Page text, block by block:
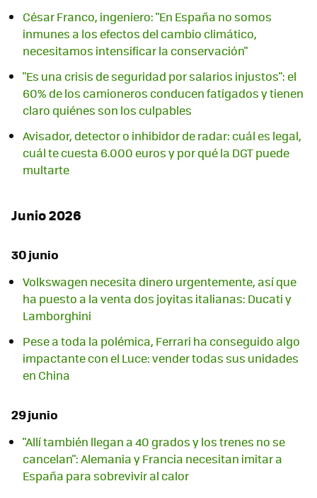
César Franco, ingeniero: "En España no somos
inmunes a los efectos del cambio climático,
necesitamos intensificar la conservación"
"Es una crisis de seguridad por salarios injustos": el
60% de los camioneros conducen fatigados y tienen
claro quiénes son los culpables
Avisador, detector o inhibidor de radar: cuál es legal,
cuál te cuesta 6.000 euros y por qué la DGT puede
multarte
Junio 2026
30 junio
Volkswagen necesita dinero urgentemente, así que
ha puesto a la venta dos joyitas italianas: Ducati y
Lamborghini
Pese a toda la polémica, Ferrari ha conseguido algo
impactante con el Luce: vender todas sus unidades
en China
29 junio
"Allí también llegan a 40 grados y los trenes no se
cancelan": Alemania y Francia necesitan imitar a
España para sobrevivir al calor